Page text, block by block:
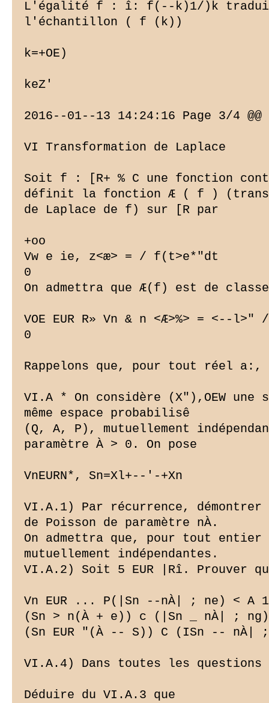
L'égalité f : î: f(--k)1/)k
l'échantillon ( f (k))
k=+OE)
keZ'
2016--01--13 14:24:16 Page 3/4 @@
VI Transformation de Laplace
Soit f : [R+ % C une fonction
définit la fonction Æ ( f )
de Laplace de f) sur [R par
+oo
Vw e ie, z<æ> = / f(t>e*"dt
0
On admettra que Æ(f) est de
VOE EUR R» Vn & n <Æ>%> = <--
0
Rappelons que, pour tout réel
VI.A * On considère (X"),OEW
même espace probabilisê
(Q, A, P), mutuellement
paramètre À > 0. On pose
VnEURN*, Sn=Xl+--'-+Xn
VI.A.1) Par récurrence,
de Poisson de paramètre nÀ.
On admettra que, pour tout
mutuellement indépendantes.
VI.A.2) Soit 5 EUR |Rî. Prouver
Vn EUR ... P(|Sn --nÀ| ; ne) < A
(Sn > n(À + e)) c (|Sn _ nÀ| ; ng)
(Sn EUR "(À -- S)) C (ISn -- nÀ|
VI.A.4) Dans toutes les
Déduire du VI.A.3 que